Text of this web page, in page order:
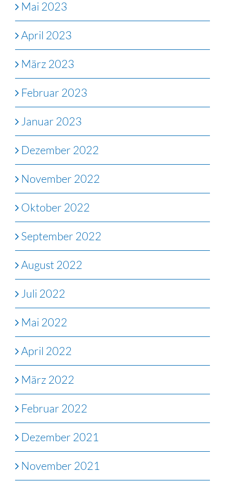
Mai 2023
April 2023
März 2023
Februar 2023
Januar 2023
Dezember 2022
November 2022
Oktober 2022
September 2022
August 2022
Juli 2022
Mai 2022
April 2022
März 2022
Februar 2022
Dezember 2021
November 2021